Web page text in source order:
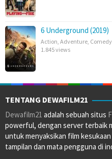
6 Underground (2019)
Action, Adventure, Comedy
1.845 views
TENTANG DEWAFILM21
Dewafilm21 adalah sebuah situs
powerful, dengan server terbaik
untuk menyaksikan film
tampilan dan mata pengguna di